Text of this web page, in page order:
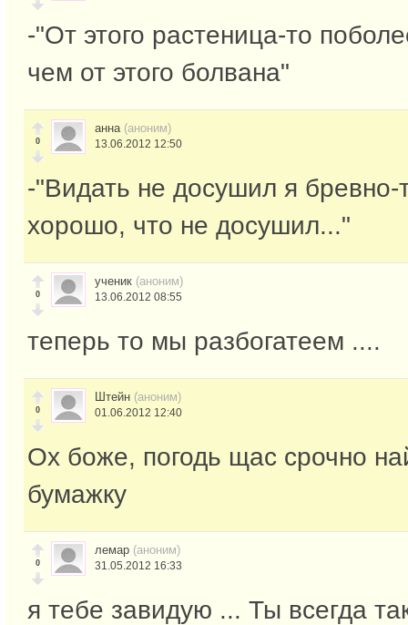
-"От этого растеница-то
чем от этого болвана"
0
анна (аноним)
13.06.2012 12:50
-"Видать не досушил я
хорошо, что не досушил..."
0
ученик (аноним)
13.06.2012 08:55
теперь то мы разбогатеем ....
0
Штейн (аноним)
01.06.2012 12:40
Ох боже, погодь щас срочно
бумажку
0
лемар (аноним)
31.05.2012 16:33
я тебе завидую ... Ты всегда